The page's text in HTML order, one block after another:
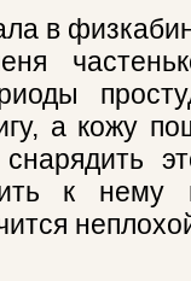
в
а кожу
к нему